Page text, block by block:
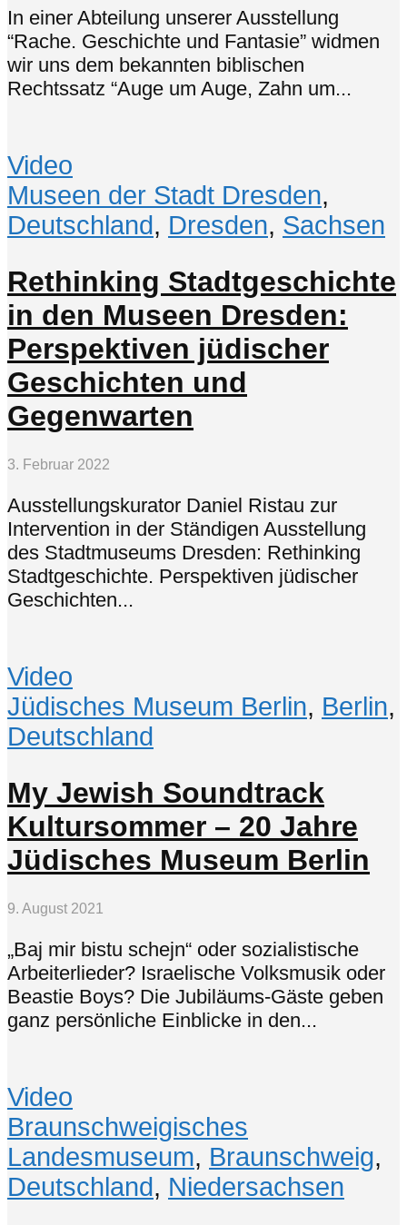
In einer Abteilung unserer Ausstellung
“Rache. Geschichte und Fantasie” widmen
wir uns dem bekannten biblischen
Rechtssatz “Auge um Auge, Zahn um...
Video
Museen der Stadt Dresden,
Deutschland, Dresden, Sachsen
Rethinking Stadtgeschichte
in den Museen Dresden:
Perspektiven jüdischer
Geschichten und
Gegenwarten
3. Februar 2022
Ausstellungskurator Daniel Ristau zur
Intervention in der Ständigen Ausstellung
des Stadtmuseums Dresden: Rethinking
Stadtgeschichte. Perspektiven jüdischer
Geschichten...
Video
Jüdisches Museum Berlin, Berlin,
Deutschland
My Jewish Soundtrack
Kultursommer – 20 Jahre
Jüdisches Museum Berlin
9. August 2021
„Baj mir bistu schejn“ oder sozialistische
Arbeiter­lieder? Israelische Volks­musik oder
Beastie Boys? Die Jubiläums-Gäste geben
ganz persönliche Einblicke in den...
Video
Braunschweigisches
Landesmuseum, Braunschweig,
Deutschland, Niedersachsen